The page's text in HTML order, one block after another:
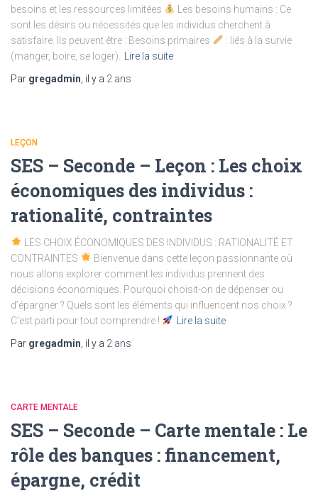
besoins et les ressources limitées
Les besoins humains : Ce
sont les désirs ou nécessités que les individus cherchent à
satisfaire. Ils peuvent être : Besoins primaires
: liés à la survie
(manger, boire, se loger).
Lire la suite
Par gregadmin , il y a 2 ans
LEÇON
SES – Seconde – Leçon : Les choix
économiques des individus :
rationalité, contraintes
LES CHOIX ÉCONOMIQUES DES INDIVIDUS : RATIONALITÉ ET
CONTRAINTES
Bienvenue dans cette leçon passionnante où
nous allons explorer comment les individus prennent des
décisions économiques. Pourquoi choisit-on de dépenser ou
d’épargner ? Quels sont les éléments qui influencent nos choix ?
C’est parti pour tout comprendre !
Lire la suite
Par gregadmin , il y a 2 ans
CARTE MENTALE
SES – Seconde – Carte mentale : Le
rôle des banques : financement,
épargne, crédit